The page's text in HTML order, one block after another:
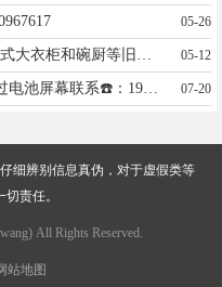
05-26
05-12
苹果8 手机:苹果8256g美版改过电池屏幕联系☎️：19133992905 预售:600元 电话19133992905 07-20
细辨别信息真伪，对于虚假类等
责任。
All Rights Reserved.
站地图